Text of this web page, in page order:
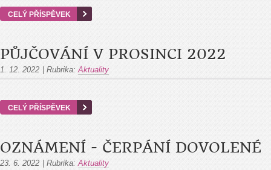
CELÝ PŘÍSPĚVEK
PŮJČOVÁNÍ V PROSINCI 2022
1. 12. 2022 Rubrika: Aktuality
CELÝ PŘÍSPĚVEK
OZNÁMENÍ - ČERPÁNÍ DOVOLENÉ
23. 6. 2022 Rubrika: Aktuality